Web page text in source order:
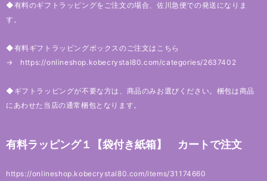
◆有料のギフトラッピングをご注文の場合、佐川急便での発送になりま
す。
◆有料ギフトラッピングボックスのご注文はこちら
→ https://onlineshop.kobecrystal80.com/categories/2637402
◆ギフトラッピングが不要な方は、商品のみお選びください。梱包は商品
にあわせた当店の通常梱包となります。
有料ラッピング１【袋付き紙箱】 カートで注文
https://onlineshop.kobecrystal80.com/items/31174660